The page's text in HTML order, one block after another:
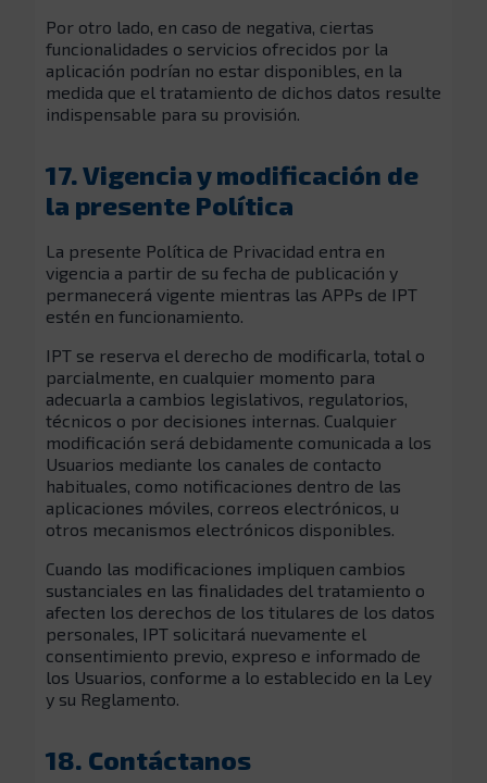
Por otro lado, en caso de negativa, ciertas
funcionalidades o servicios ofrecidos por la
aplicación podrían no estar disponibles, en la
medida que el tratamiento de dichos datos resulte
indispensable para su provisión.
17. Vigencia y modificación de
la presente Política
La presente Política de Privacidad entra en
vigencia a partir de su fecha de publicación y
permanecerá vigente mientras las APPs de IPT
estén en funcionamiento.
IPT se reserva el derecho de modificarla, total o
parcialmente, en cualquier momento para
adecuarla a cambios legislativos, regulatorios,
técnicos o por decisiones internas. Cualquier
modificación será debidamente comunicada a los
Usuarios mediante los canales de contacto
habituales, como notificaciones dentro de las
aplicaciones móviles, correos electrónicos, u
otros mecanismos electrónicos disponibles.
Cuando las modificaciones impliquen cambios
sustanciales en las finalidades del tratamiento o
afecten los derechos de los titulares de los datos
personales, IPT solicitará nuevamente el
consentimiento previo, expreso e informado de
los Usuarios, conforme a lo establecido en la Ley
y su Reglamento.
18. Contáctanos